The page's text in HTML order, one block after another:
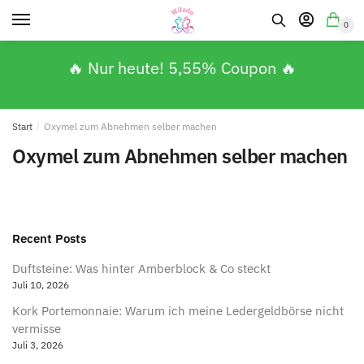
0
🔥 Nur heute! 5,55% Coupon 🔥
Start / Oxymel zum Abnehmen selber machen
Oxymel zum Abnehmen selber machen
Recent Posts
Duftsteine: Was hinter Amberblock & Co steckt
Juli 10, 2026
Kork Portemonnaie: Warum ich meine Ledergeldbörse nicht
vermisse
Juli 3, 2026